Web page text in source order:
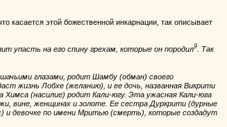
касается этой божественной инкарнации, так описывает
упасть на его спину грехам, которые он породил9 . Так
глазами, родит Шамбу (обман) своего
жизнь Лобхе (желанию), и ее дочь, названная Викрити
Химса (насилие) родит Кали-югу. Эта ужасная Кали-юга
вине, женщинах и золоте. Ее сестра Дуркрити (дурные
и девочке по имени Мритью (смерть), которые создадут